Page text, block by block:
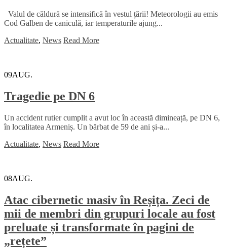
Valul de căldură se intensifică în vestul țării! Meteorologii au emis
Cod Galben de caniculă, iar temperaturile ajung...
Actualitate, News Read More
09AUG.
Tragedie pe DN 6
Un accident rutier cumplit a avut loc în această dimineață, pe DN 6,
în localitatea Armeniș. Un bărbat de 59 de ani și-a...
Actualitate, News Read More
08AUG.
Atac cibernetic masiv în Reșița. Zeci de
mii de membri din grupuri locale au fost
preluate și transformate în pagini de
„rețete”